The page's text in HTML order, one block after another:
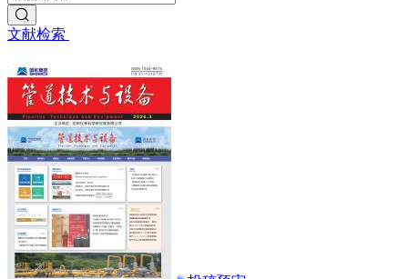
文献检索